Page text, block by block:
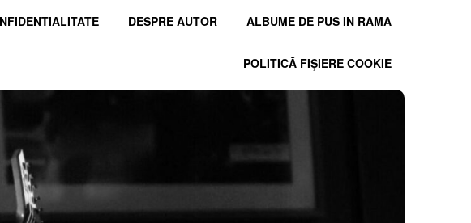
DESPRE AUTOR ALBUME DE PUS IN RAMA
POLITICĂ FIȘIERE COOKIE